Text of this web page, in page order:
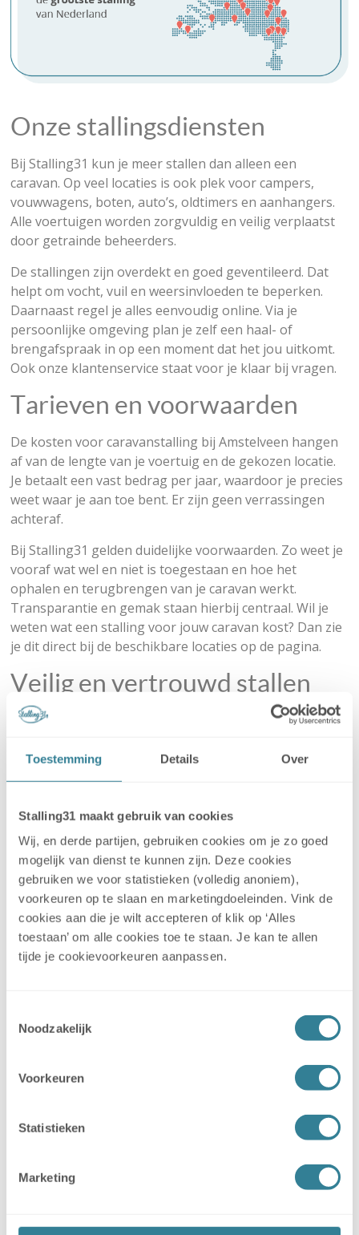
Toestemming Details Over
Stalling31 maakt gebruik van cookies
Wij, en derde partijen, gebruiken cookies om je zo goed
mogelijk van dienst te kunnen zijn. Deze cookies
gebruiken we voor statistieken (volledig anoniem),
voorkeuren op te slaan en marketingdoeleinden. Vink de
cookies aan die je wilt accepteren of klik op ‘Alles
toestaan’ om alle cookies toe te staan. Je kan te allen
tijde je cookievoorkeuren aanpassen.
Noodzakelijk
Voorkeuren
Statistieken
Marketing
Onze stallingsdiensten
Bij Stalling31 kun je meer stallen dan alleen een
caravan. Op veel locaties is ook plek voor campers,
vouwwagens, boten, auto’s, oldtimers en aanhangers.
Alle voertuigen worden zorgvuldig en veilig verplaatst
door getrainde beheerders.
De stallingen zijn overdekt en goed geventileerd. Dat
helpt om vocht, vuil en weersinvloeden te beperken.
Daarnaast regel je alles eenvoudig online. Via je
persoonlijke omgeving plan je zelf een haal- of
brengafspraak in op een moment dat het jou uitkomt.
Ook onze klantenservice staat voor je klaar bij vragen.
Tarieven en voorwaarden
De kosten voor caravanstalling bij Amstelveen hangen
af van de lengte van je voertuig en de gekozen locatie.
Je betaalt een vast bedrag per jaar, waardoor je precies
weet waar je aan toe bent. Er zijn geen verrassingen
achteraf.
Bij Stalling31 gelden duidelijke voorwaarden. Zo weet je
vooraf wat wel en niet is toegestaan en hoe het
ophalen en terugbrengen van je caravan werkt.
Transparantie en gemak staan hierbij centraal. Wil je
weten wat een stalling voor jouw caravan kost? Dan zie
je dit direct bij de beschikbare locaties op de pagina.
Veilig en vertrouwd stallen
Elke caravanstalling die is aangesloten bij Stalling31
veiligheid en beheer. Denk aan afgesloten terreinen,
professionele begeleiding en duidelijke procedures.
gevoel.
Omdat de locaties lokaal worden beheerd, is er altijd
iemand die de situatie ter plekke kent. Dat maakt het
verschil in service en betrouwbaarheid.
Locatie en bereikbaarheid
Rond Amstelveen zijn meerdere stallingslocaties te
Uithoorn, Hoofddorp, Amsterdam en Mijdrecht. In de
praktijk rijd je vaak niet langer dan een half uur om je
Dankzij deze spreiding is er bijna altijd een
jouw woonplaats en reisroute.
Caravanstalling Amstelveen
via Stalling31
Met Stalling31 kies je voor gemak, duidelijkheid en